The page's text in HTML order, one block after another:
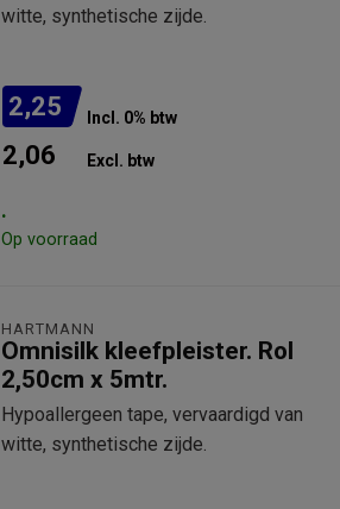
witte, synthetische zijde.
2,25 Incl. 0% btw
2,06 Excl. btw
.
Op voorraad
HARTMANN
Omnisilk kleefpleister. Rol
2,50cm x 5mtr.
Hypoallergeen tape, vervaardigd van
witte, synthetische zijde.